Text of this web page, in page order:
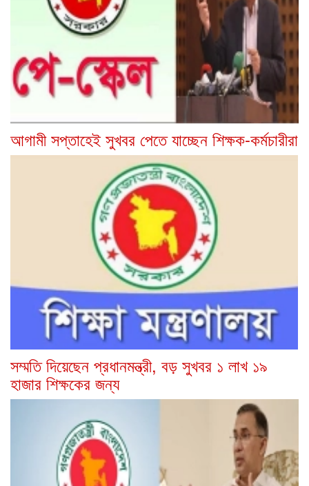
আগামী সপ্তাহেই সুখবর পেতে যাচ্ছেন শিক্ষক-কর্মচারীরা
সম্মতি দিয়েছেন প্রধানমন্ত্রী, বড় সুখবর ১ লাখ ১৯
হাজার শিক্ষকের জন্য